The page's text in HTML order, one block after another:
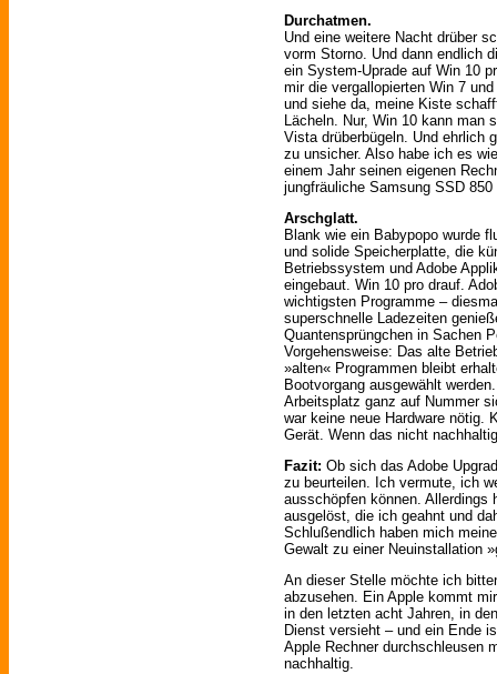
Durchatmen.
Und eine weitere Nacht drüber
vorm Storno. Und dann endlich
ein System-Uprade auf Win 10
mir die vergallopierten Win 7
und siehe da, meine Kiste
Lächeln. Nur, Win 10 kann man
Vista drüberbügeln. Und ehrlich
zu unsicher. Also habe ich es
einem Jahr seinen eigenen
jungfräuliche Samsung SSD
Arschglatt.
Blank wie ein Babypopo wurde
und solide Speicherplatte, die
Betriebssystem und Adobe
eingebaut. Win 10 pro drauf.
wichtigsten Programme –
superschnelle Ladezeiten
Quantensprüngchen in Sachen
Vorgehensweise: Das alte
»alten« Programmen bleibt
Bootvorgang ausgewählt
Arbeitsplatz ganz auf Nummer
war keine neue Hardware nötig.
Gerät. Wenn das nicht
Fazit: Ob sich das Adobe
zu beurteilen. Ich vermute, ich
ausschöpfen können. Allerdings
ausgelöst, die ich geahnt und
Schlußendlich haben mich
Gewalt zu einer Neuinstallation
An dieser Stelle möchte ich
abzusehen. Ein Apple kommt
in den letzten acht Jahren, in
Dienst versieht – und ein Ende
Apple Rechner durchschleusen
nachhaltig.